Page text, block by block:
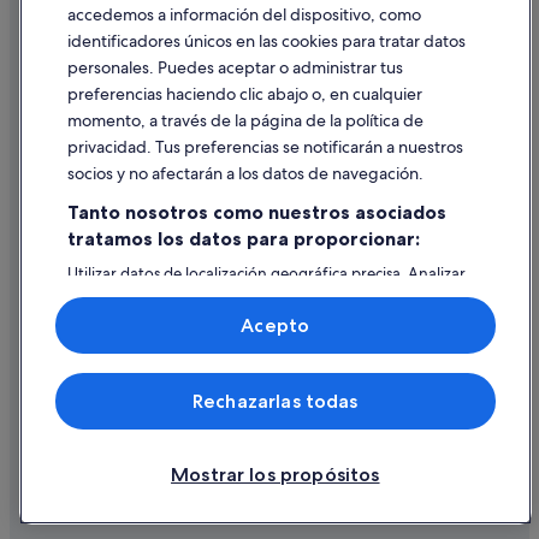
Ayuda
Cancelar un vuelo
Cancelar una reserva de hotel o de un alquiler vacacional
Utilizar un cupón de Expedia
Documentos para viajes internacionales
© 2026 Expedia, Inc., una empresa de Expedia Group. Todos los
derechos reservados. Expedia y el logotipo de Expedia son marcas
comerciales o marcas comerciales registradas de Expedia, Inc.
accedemos a información del dispositivo, como
identificadores únicos en las cookies para tratar datos
personales. Puedes aceptar o administrar tus
preferencias haciendo clic abajo o, en cualquier
momento, a través de la página de la política de
privacidad. Tus preferencias se notificarán a nuestros
socios y no afectarán a los datos de navegación.
Tanto nosotros como nuestros asociados
tratamos los datos para proporcionar:
Utilizar datos de localización geográfica precisa. Analizar
activamente las características del dispositivo para su
identificación. Almacenar la información en un dispositivo
y/o acceder a ella. Publicidad y contenido personalizados,
medición de publicidad y contenido, investigación de
audiencia y desarrollo de servicios.
Lista de asociados (proveedores)
Mostrar los propósitos
Rechazarlas todas
Acepto